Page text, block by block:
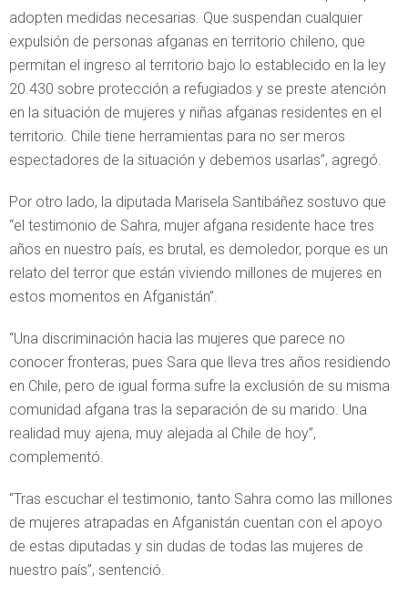
adopten medidas necesarias. Que suspendan cualquier
expulsión de personas afganas en territorio chileno, que
permitan el ingreso al territorio bajo lo establecido en la ley
20.430 sobre protección a refugiados y se preste atención
en la situación de mujeres y niñas afganas residentes en el
territorio. Chile tiene herramientas para no ser meros
espectadores de la situación y debemos usarlas”, agregó.
Por otro lado, la diputada Marisela Santibáñez sostuvo que
“el testimonio de Sahra, mujer afgana residente hace tres
años en nuestro país, es brutal, es demoledor, porque es un
relato del terror que están viviendo millones de mujeres en
estos momentos en Afganistán”.
“Una discriminación hacia las mujeres que parece no
conocer fronteras, pues Sara que lleva tres años residiendo
en Chile, pero de igual forma sufre la exclusión de su misma
comunidad afgana tras la separación de su marido. Una
realidad muy ajena, muy alejada al Chile de hoy”,
complementó.
“Tras escuchar el testimonio, tanto Sahra como las millones
de mujeres atrapadas en Afganistán cuentan con el apoyo
de estas diputadas y sin dudas de todas las mujeres de
nuestro país”, sentenció.